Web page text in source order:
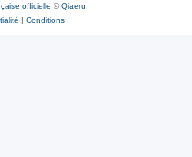
officielle ©Qiaeru
| Conditions